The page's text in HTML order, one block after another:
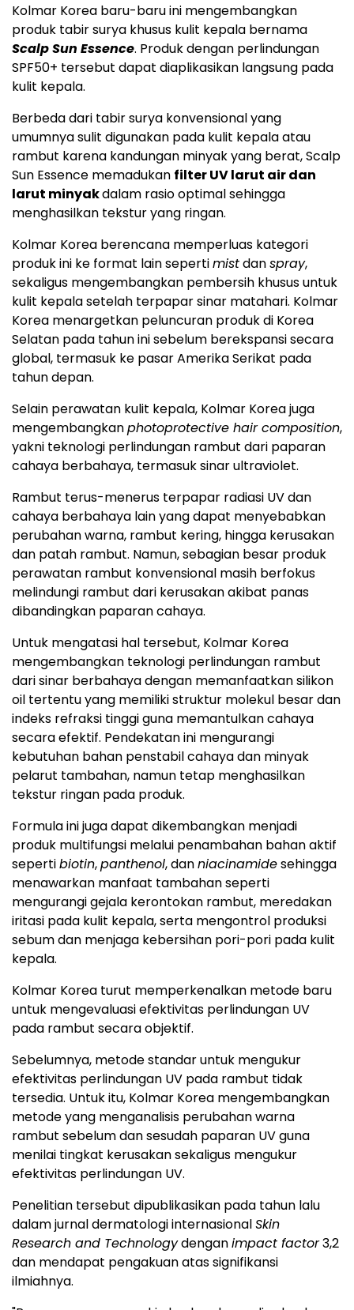
Kolmar Korea baru-baru ini mengembangkan
produk tabir surya khusus kulit kepala bernama
Scalp Sun Essence. Produk dengan perlindungan
SPF50+ tersebut dapat diaplikasikan langsung pada
kulit kepala.
Berbeda dari tabir surya konvensional yang
umumnya sulit digunakan pada kulit kepala atau
rambut karena kandungan minyak yang berat, Scalp
Sun Essence memadukan filter UV larut air dan
larut minyakdalam rasio optimal sehingga
menghasilkan tekstur yang ringan.
Kolmar Korea berencana memperluas kategori
produk ini ke format lain sepertimistdanspray,
sekaligus mengembangkan pembersih khusus untuk
kulit kepala setelah terpapar sinar matahari. Kolmar
Korea menargetkan peluncuran produk di Korea
Selatan pada tahun ini sebelum berekspansi secara
global, termasuk ke pasar Amerika Serikat pada
tahun depan.
Selain perawatan kulit kepala, Kolmar Korea juga
mengembangkanphotoprotective hair composition,
yakni teknologi perlindungan rambut dari paparan
cahaya berbahaya, termasuk sinar ultraviolet.
Rambut terus-menerus terpapar radiasi UV dan
cahaya berbahaya lain yang dapat menyebabkan
perubahan warna, rambut kering, hingga kerusakan
dan patah rambut. Namun, sebagian besar produk
perawatan rambut konvensional masih berfokus
melindungi rambut dari kerusakan akibat panas
dibandingkan paparan cahaya.
Untuk mengatasi hal tersebut, Kolmar Korea
mengembangkan teknologi perlindungan rambut
dari sinar berbahaya dengan memanfaatkan silikon
oil tertentu yang memiliki struktur molekul besar dan
indeks refraksi tinggi guna memantulkan cahaya
secara efektif. Pendekatan ini mengurangi
kebutuhan bahan penstabil cahaya dan minyak
pelarut tambahan, namun tetap menghasilkan
tekstur ringan pada produk.
Formula ini juga dapat dikembangkan menjadi
produk multifungsi melalui penambahan bahan aktif
sepertibiotin,panthenol, danniacinamidesehingga
menawarkan manfaat tambahan seperti
mengurangi gejala kerontokan rambut, meredakan
iritasi pada kulit kepala, serta mengontrol produksi
sebum dan menjaga kebersihan pori-pori pada kulit
kepala.
Kolmar Korea turut memperkenalkan metode baru
untuk mengevaluasi efektivitas perlindungan UV
pada rambut secara objektif.
Sebelumnya, metode standar untuk mengukur
efektivitas perlindungan UV pada rambut tidak
tersedia. Untuk itu, Kolmar Korea mengembangkan
metode yang menganalisis perubahan warna
rambut sebelum dan sesudah paparan UV guna
menilai tingkat kerusakan sekaligus mengukur
efektivitas perlindungan UV.
Penelitian tersebut dipublikasikan pada tahun lalu
dalam jurnal dermatologi internasionalSkin
Research and Technologydenganimpact factor3,2
dan mendapat pengakuan atas signifikansi
ilmiahnya.